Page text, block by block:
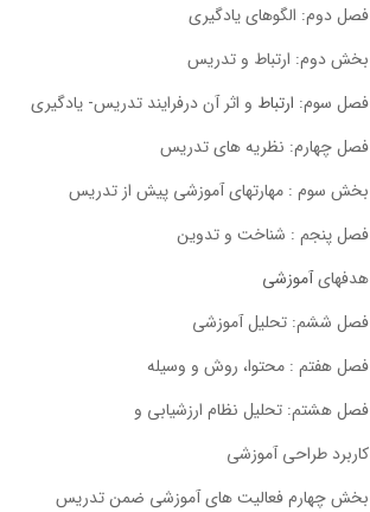
فصل دوم: الگوهای یادگیری
بخش دوم: ارتباط و تدریس
فصل سوم: ارتباط و اثر آن درفرایند تدریس- یادگیری
فصل چهارم: نظریه های تدریس
بخش سوم : مهارتهای آموزشی پیش از تدریس
فصل پنجم : شناخت و تدوین
هدفهایآموزشی
فصل ششم: تحلیل آموزشی
فصل هفتم : محتوا، روش و وسیله
فصل هشتم: تحلیل نظام ارزشیابی و
کاربرد طراحی آموزشی
بخش چهارم فعالیت های آموزشی ضمن تدریس